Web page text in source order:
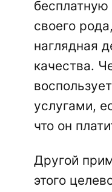
бесплатную
своего
наглядная
качества.
услугами,
что он
Другой
этого